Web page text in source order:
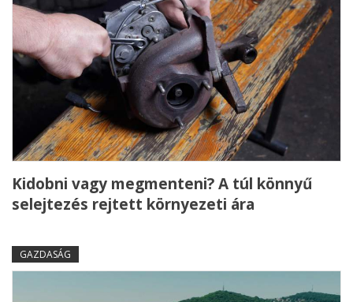
Kidobni vagy megmenteni? A túl könnyű
selejtezés rejtett környezeti ára
GAZDASÁG